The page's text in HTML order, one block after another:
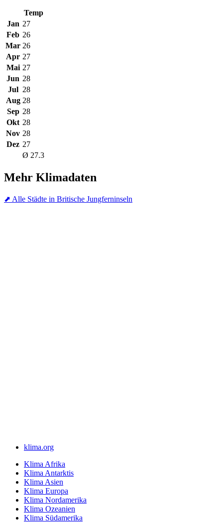
Temp
Jan 27
Feb 26
Mar 26
Apr 27
Mai 27
Jun 28
Jul 28
Aug 28
Sep 28
Okt 28
Nov 28
Dez 27
Ø 27.3
Mehr Klimadaten
⬈ Alle Städte in Britische Jungferninseln
klima.org
Klima Afrika
Klima Antarktis
Klima Asien
Klima Europa
Klima Nordamerika
Klima Ozeanien
Klima Südamerika